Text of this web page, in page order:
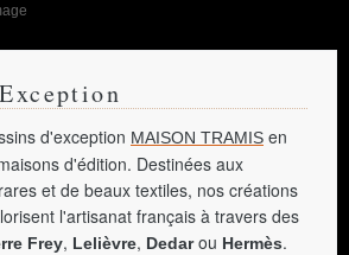
d'exception MAISON TRAMIS en
d'édition. Destinées aux
et de beaux textiles, nos créations
l'artisanat français à travers des
Frey, Lelièvre, Dedarou Hermès.